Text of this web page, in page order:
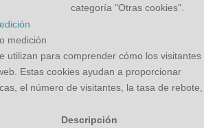
categoría "Otras cookies".
medición
utilizan para comprender cómo los visitantes
Estas cookies ayudan a proporcionar
el número de visitantes, la tasa de rebote,
Descripción